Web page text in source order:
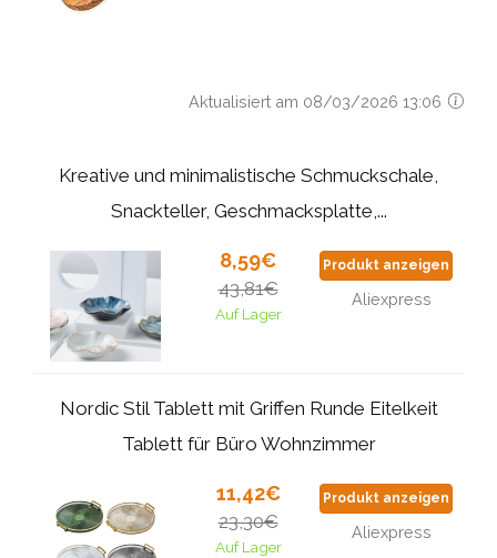
Aktualisiert am 08/03/2026 13:06
Kreative und minimalistische Schmuckschale,
Snackteller, Geschmacksplatte,...
8,59€
43,81€
Auf Lager
Produkt anzeigen
Aliexpress
Nordic Stil Tablett mit Griffen Runde Eitelkeit
Tablett für Büro Wohnzimmer
11,42€
23,30€
Auf Lager
Produkt anzeigen
Aliexpress